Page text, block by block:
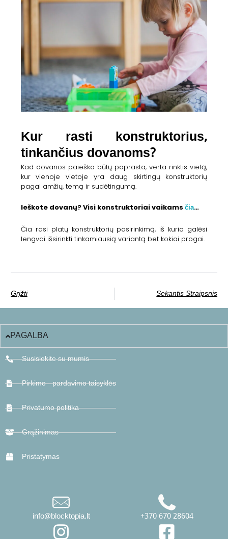
Kur rasti konstruktorius,
tinkančius dovanoms?
Kad dovanos paieška būtų paprasta, verta rinktis vietą,
kur vienoje vietoje yra daug skirtingų konstruktorių
pagal amžių, temą ir sudėtingumą.
Ieškote dovanų? Visi konstruktoriai vaikams čia…
Čia rasi platų konstruktorių pasirinkimą, iš kurio galėsi
lengvai išsirinkti tinkamiausią variantą bet kokiai progai.
Grįžti Sekantis Straipsnis
PAGALBA
Susisiekite su mumis
Pirkimo - pardavimo taisyklės
Privatumo politika
Grąžinimas
Pristatymas
info@blocktopia.lt +370 670 28604